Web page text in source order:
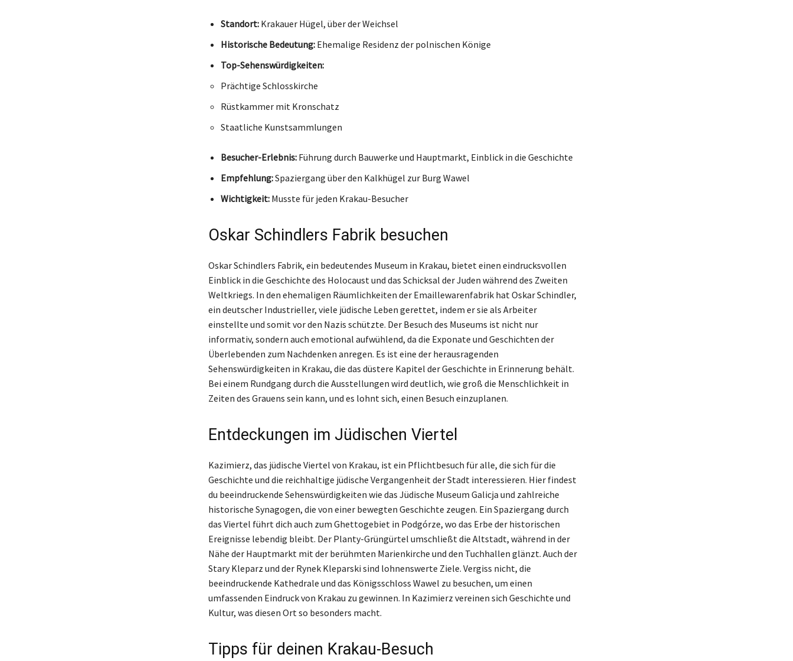
Standort:Krakauer Hügel, über der Weichsel
Historische Bedeutung:Ehemalige Residenz der polnischen Könige
Top-Sehenswürdigkeiten:
Prächtige Schlosskirche
Rüstkammer mit Kronschatz
Staatliche Kunstsammlungen
Besucher-Erlebnis:Führung durch Bauwerke und Hauptmarkt, Einblick in die Geschichte
Empfehlung:Spaziergang über den Kalkhügel zur Burg Wawel
Wichtigkeit:Musste für jeden Krakau-Besucher
Oskar Schindlers Fabrik besuchen
Oskar Schindlers Fabrik, ein bedeutendes Museum in Krakau, bietet einen eindrucksvollen
Einblick in die Geschichte des Holocaust und das Schicksal der Juden während des Zweiten
Weltkriegs. In den ehemaligen Räumlichkeiten der Emaillewarenfabrik hat Oskar Schindler,
ein deutscher Industrieller, viele jüdische Leben gerettet, indem er sie als Arbeiter
einstellte und somit vor den Nazis schützte. Der Besuch des Museums ist nicht nur
informativ, sondern auch emotional aufwühlend, da die Exponate und Geschichten der
Überlebenden zum Nachdenken anregen. Es ist eine der herausragenden
Sehenswürdigkeiten in Krakau, die das düstere Kapitel der Geschichte in Erinnerung behält.
Bei einem Rundgang durch die Ausstellungen wird deutlich, wie groß die Menschlichkeit in
Zeiten des Grauens sein kann, und es lohnt sich, einen Besuch einzuplanen.
Entdeckungen im Jüdischen Viertel
Kazimierz, das jüdische Viertel von Krakau, ist ein Pflichtbesuch für alle, die sich für die
Geschichte und die reichhaltige jüdische Vergangenheit der Stadt interessieren. Hier findest
du beeindruckende Sehenswürdigkeiten wie das Jüdische Museum Galicja und zahlreiche
historische Synagogen, die von einer bewegten Geschichte zeugen. Ein Spaziergang durch
das Viertel führt dich auch zum Ghettogebiet in Podgórze, wo das Erbe der historischen
Ereignisse lebendig bleibt. Der Planty-Grüngürtel umschließt die Altstadt, während in der
Nähe der Hauptmarkt mit der berühmten Marienkirche und den Tuchhallen glänzt. Auch der
Stary Kleparz und der Rynek Kleparski sind lohnenswerte Ziele. Vergiss nicht, die
beeindruckende Kathedrale und das Königsschloss Wawel zu besuchen, um einen
umfassenden Eindruck von Krakau zu gewinnen. In Kazimierz vereinen sich Geschichte und
Kultur, was diesen Ort so besonders macht.
Tipps für deinen Krakau-Besuch